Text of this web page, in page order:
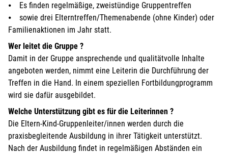
⦁ Es finden regelmäßige, zweistündige Gruppentreffen
⦁ sowie drei Elterntreffen/Themenabende (ohne Kinder) oder
Familienaktionen im Jahr statt.
Wer leitet die Gruppe ?
Damit in der Gruppe ansprechende und qualitätvolle Inhalte
angeboten werden, nimmt eine Leiterin die Durchführung der
Treffen in die Hand. In einem speziellen Fortbildungprogramm
wird sie dafür ausgebildet.
Welche Unterstützung gibt es für die Leiterinnen ?
Die Eltern-Kind-Gruppenleiter/innen werden durch die
praxisbegleitende Ausbildung in ihrer Tätigkeit unterstützt.
Nach der Ausbildung findet in regelmäßigen Abständen ein